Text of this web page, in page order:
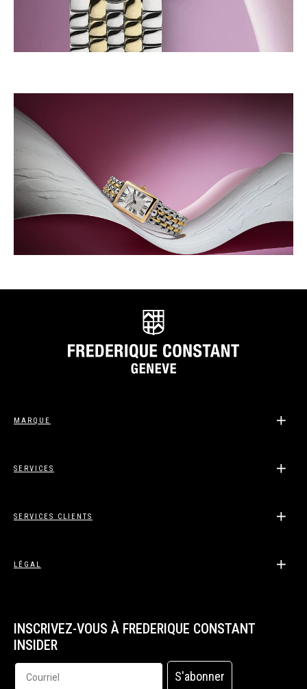
MARQUE
SERVICES
SERVICES CLIENTS
LÉGAL
INSCRIVEZ-VOUS À FREDERIQUE CONSTANT
INSIDER
S'abonner